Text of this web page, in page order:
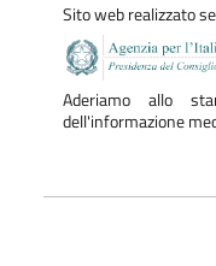
Sito web realizzato
Aderiamo allo
dell'informazione